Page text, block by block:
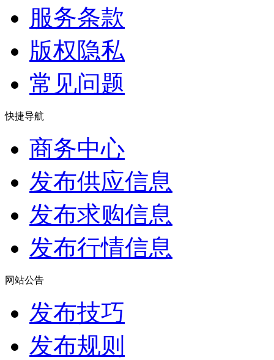
服务条款
版权隐私
常见问题
快捷导航
商务中心
发布供应信息
发布求购信息
发布行情信息
网站公告
发布技巧
发布规则